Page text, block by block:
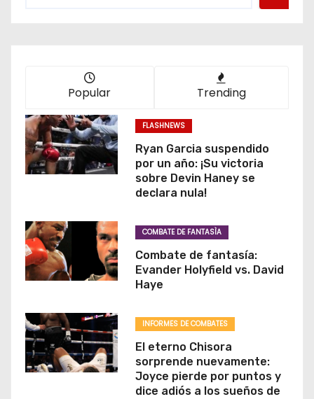
Popular Trending
FLASHNEWS
Ryan Garcia suspendido
por un año: ¡Su victoria
sobre Devin Haney se
declara nula!
COMBATE DE FANTASÌA
Combate de fantasía:
Evander Holyfield vs. David
Haye
INFORMES DE COMBATES
El eterno Chisora
sorprende nuevamente:
Joyce pierde por puntos y
dice adiós a los sueños de